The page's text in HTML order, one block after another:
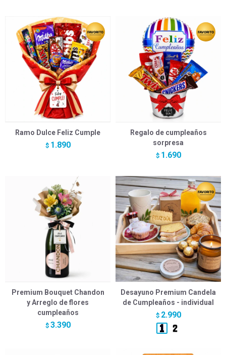
Ramo Dulce Feliz Cumple
$ 1.890
Regalo de cumpleaños
sorpresa
$ 1.690
Premium Bouquet Chandon
y Arreglo de flores
cumpleaños
$ 3.390
Desayuno Premium Candela
de Cumpleaños - individual
$ 2.990